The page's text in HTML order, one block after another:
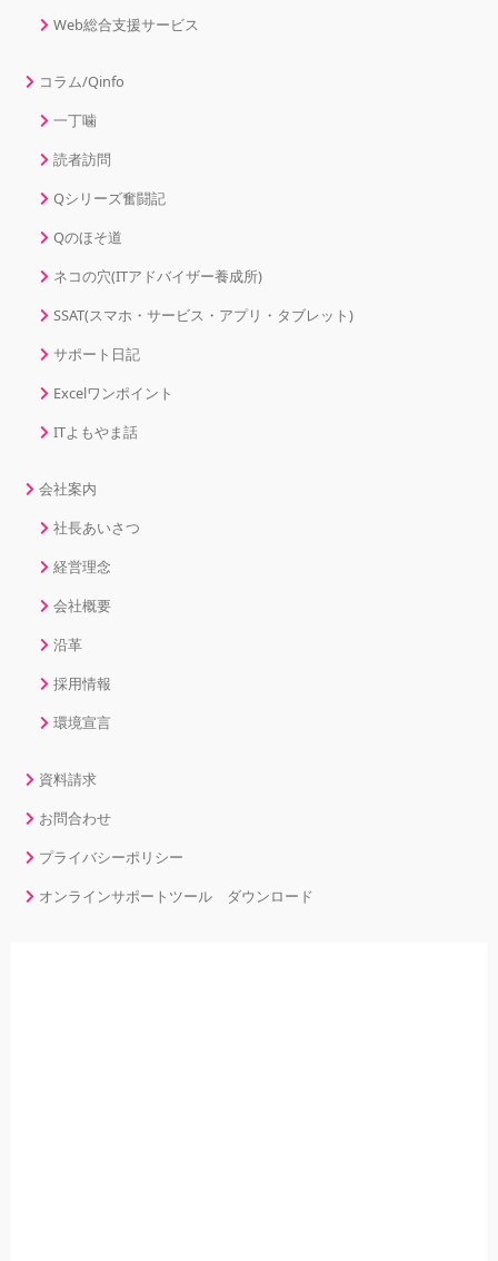
Web総合支援サービス
コラム/Qinfo
一丁噛
読者訪問
Qシリーズ奮闘記
Qのほそ道
ネコの穴(ITアドバイザー養成所)
SSAT(スマホ・サービス・アプリ・タブレット)
サポート日記
Excelワンポイント
ITよもやま話
会社案内
社長あいさつ
経営理念
会社概要
沿革
採用情報
環境宣言
資料請求
お問合わせ
プライバシーポリシー
オンラインサポートツール ダウンロード